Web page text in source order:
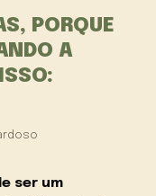
PORQUE
A
ser um